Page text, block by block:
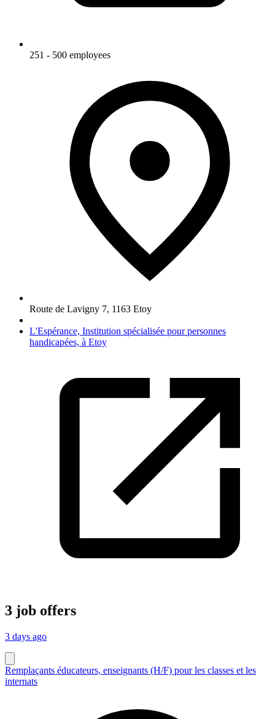
251 - 500 employees
Route de Lavigny 7, 1163 Etoy
L'Espérance, Institution spécialisée pour personnes
handicapées, à Etoy
3 job offers
3 days ago
Remplaçants éducateurs, enseignants (H/F) pour les classes et les
internats